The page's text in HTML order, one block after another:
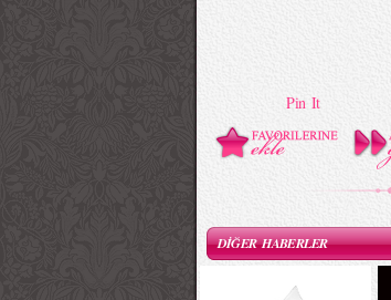
Pin It
DİĞER HABERLER